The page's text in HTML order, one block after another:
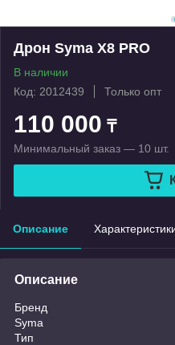
Дрон Syma X8 PRO
В наличии
Код: 2012439
Только опт
110 000 ₸
Минимальный заказ — 10 шт.
Описание
Описание
Бренд
Syma
Тип